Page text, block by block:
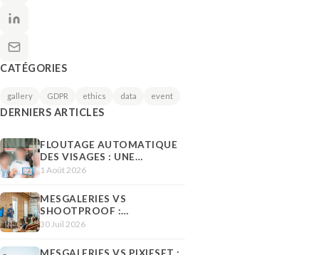
CATÉGORIES
gallery GDPR ethics data event
DERNIERS ARTICLES
FLOUTAGE AUTOMATIQUE
DES VISAGES : UNE
RÉPONSE CONCRÈTE AU
1 Août 2026
MESGALERIES VS
SHOOTPROOF :
COMPARATIF POUR
30 Juil 2026